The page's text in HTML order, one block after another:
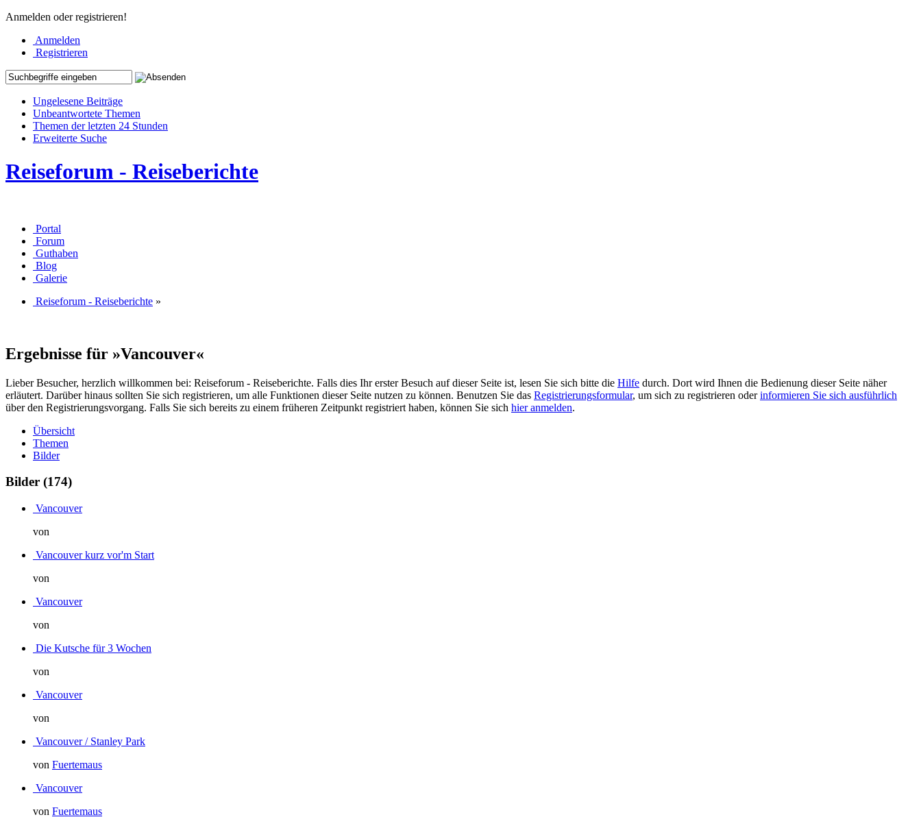
Anmelden oder registrieren!
Anmelden
Registrieren
Ungelesene Beiträge
Unbeantwortete Themen
Themen der letzten 24 Stunden
Erweiterte Suche
Reiseforum - Reiseberichte
Portal
Forum
Guthaben
Blog
Galerie
Reiseforum - Reiseberichte »
Ergebnisse für »Vancouver«
Lieber Besucher, herzlich willkommen bei: Reiseforum - Reiseberichte. Falls dies Ihr erster Besuch auf dieser Seite ist, lesen Sie sich bitte die Hilfe durch. Dort wird Ihnen die Bedienung dieser Seite näher
erläutert. Darüber hinaus sollten Sie sich registrieren, um alle Funktionen dieser Seite nutzen zu können. Benutzen Sie das Registrierungsformular, um sich zu registrieren oderinformieren Sie sich ausführlich
über den Registrierungsvorgang. Falls Sie sich bereits zu einem früheren Zeitpunkt registriert haben, können Sie sich hier anmelden.
Übersicht
Themen
Bilder
Bilder (174)
Vancouver
von
Vancouver kurz vor'm Start
von
Vancouver
von
Die Kutsche für 3 Wochen
von
Vancouver
von
Vancouver / Stanley Park
von Fuertemaus
Vancouver
von Fuertemaus